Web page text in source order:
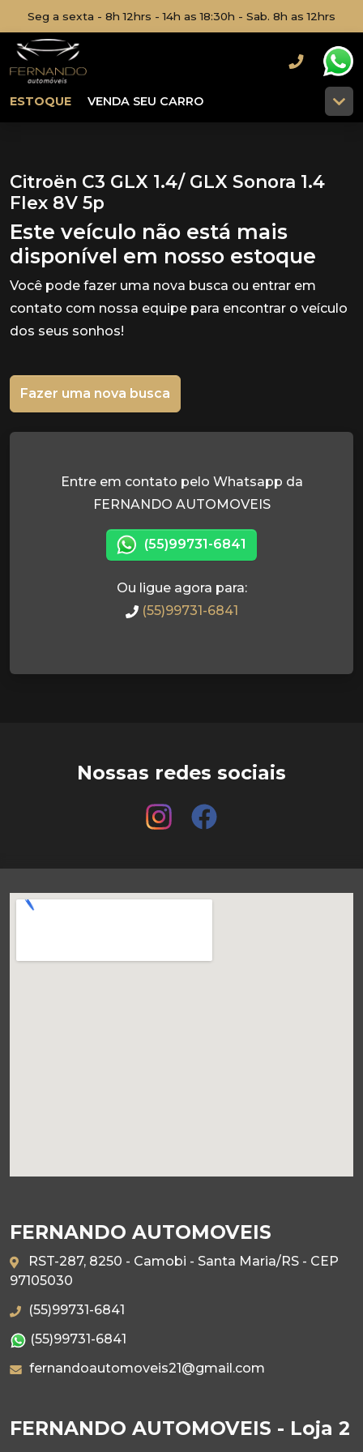
Seg a sexta - 8h 12hrs - 14h as 18:30h - Sab. 8h as 12hrs
ESTOQUE VENDA SEU CARRO
Citroën C3 GLX 1.4/ GLX Sonora 1.4
Flex 8V 5p
Este veículo não está mais
disponível em nosso estoque
Você pode fazer uma nova busca ou entrar em
contato com nossa equipe para encontrar o veículo
dos seus sonhos!
Fazer uma nova busca
Entre em contato pelo Whatsapp da
FERNANDO AUTOMOVEIS
(55)99731-6841
Ou ligue agora para:
(55)99731-6841
Nossas redes sociais
FERNANDO AUTOMOVEIS
RST-287, 8250 - Camobi - Santa Maria/RS - CEP
97105030
(55)99731-6841
(55)99731-6841
fernandoautomoveis21@gmail.com
FERNANDO AUTOMOVEIS - Loja 2